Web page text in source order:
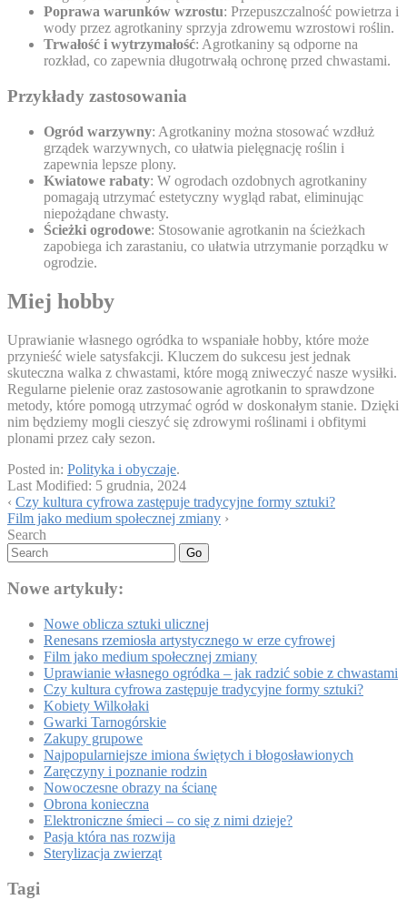
Poprawa warunków wzrostu: Przepuszczalność powietrza i
wody przez agrotkaniny sprzyja zdrowemu wzrostowi roślin.
Trwałość i wytrzymałość: Agrotkaniny są odporne na
rozkład, co zapewnia długotrwałą ochronę przed chwastami.
Przykłady zastosowania
Ogród warzywny: Agrotkaniny można stosować wzdłuż
grządek warzywnych, co ułatwia pielęgnację roślin i
zapewnia lepsze plony.
Kwiatowe rabaty: W ogrodach ozdobnych agrotkaniny
pomagają utrzymać estetyczny wygląd rabat, eliminując
niepożądane chwasty.
Ścieżki ogrodowe: Stosowanie agrotkanin na ścieżkach
zapobiega ich zarastaniu, co ułatwia utrzymanie porządku w
ogrodzie.
Miej hobby
Uprawianie własnego ogródka to wspaniałe hobby, które może
przynieść wiele satysfakcji. Kluczem do sukcesu jest jednak
skuteczna walka z chwastami, które mogą zniweczyć nasze wysiłki.
Regularne pielenie oraz zastosowanie agrotkanin to sprawdzone
metody, które pomogą utrzymać ogród w doskonałym stanie. Dzięki
nim będziemy mogli cieszyć się zdrowymi roślinami i obfitymi
plonami przez cały sezon.
Posted in: Polityka i obyczaje.
Last Modified: 5 grudnia, 2024
‹ Czy kultura cyfrowa zastępuje tradycyjne formy sztuki?
Film jako medium społecznej zmiany ›
Search
Go
Nowe artykuły:
Nowe oblicza sztuki ulicznej
Renesans rzemiosła artystycznego w erze cyfrowej
Film jako medium społecznej zmiany
Uprawianie własnego ogródka – jak radzić sobie z chwastami
Czy kultura cyfrowa zastępuje tradycyjne formy sztuki?
Kobiety Wilkołaki
Gwarki Tarnogórskie
Zakupy grupowe
Najpopularniejsze imiona świętych i błogosławionych
Zaręczyny i poznanie rodzin
Nowoczesne obrazy na ścianę
Obrona konieczna
Elektroniczne śmieci – co się z nimi dzieje?
Pasja która nas rozwija
Sterylizacja zwierząt
Tagi